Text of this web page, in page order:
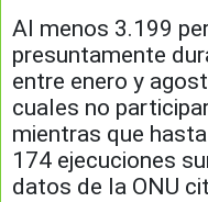
Al menos 3.199
presuntamente
entre enero y
cuales no
mientras que
174 ejecuciones
datos de la ONU